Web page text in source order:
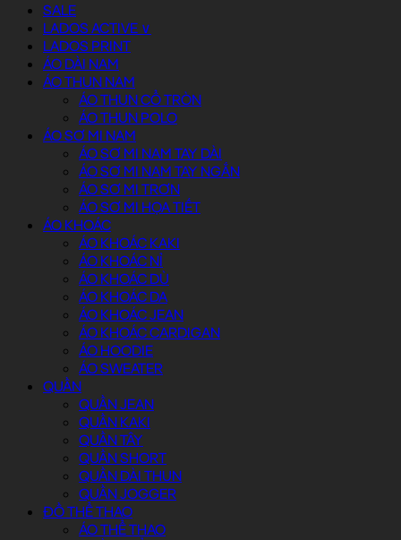
SALE
LADOS ACTIVE ∨
LADOS PRINT
ÁO DÀI NAM
ÁO THUN NAM
ÁO THUN CỔ TRÒN
ÁO THUN POLO
ÁO SƠ MI NAM
ÁO SƠ MI NAM TAY DÀI
ÁO SƠ MI NAM TAY NGẮN
ÁO SƠ MI TRƠN
ÁO SƠ MI HỌA TIẾT
ÁO KHOÁC
ÁO KHOÁC KAKI
ÁO KHOÁC NỈ
ÁO KHOÁC DÙ
ÁO KHOÁC DA
ÁO KHOÁC JEAN
ÁO KHOÁC CARDIGAN
ÁO HOODIE
ÁO SWEATER
QUẦN
QUẦN JEAN
QUẦN KAKI
QUẦN TÂY
QUẦN SHORT
QUẦN DÀI THUN
QUẦN JOGGER
ĐỒ THỂ THAO
ÁO THỂ THAO